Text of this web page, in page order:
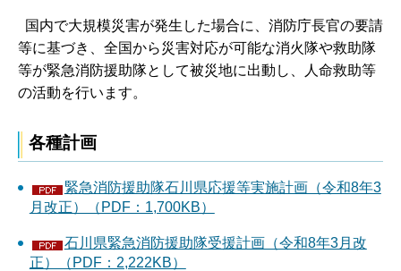
国内で大規模災害が発生した場合に、消防庁長官の要請
等に基づき、全国から災害対応が可能な消火隊や救助隊
等が緊急消防援助隊として被災地に出動し、人命救助等
の活動を行います。
各種計画
緊急消防援助隊石川県応援等実施計画（令和8年3
月改正）（PDF：1,700KB）
石川県緊急消防援助隊受援計画（令和8年3月改
正）（PDF：2,222KB）